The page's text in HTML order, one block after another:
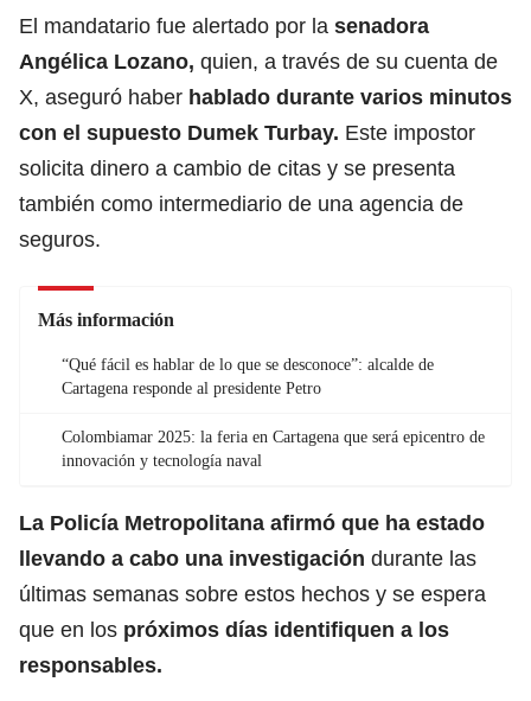
El mandatario fue alertado por la senadora
Angélica Lozano, quien, a través de su cuenta de
X, aseguró haber hablado durante varios minutos
con el supuesto Dumek Turbay. Este impostor
solicita dinero a cambio de citas y se presenta
también como intermediario de una agencia de
seguros.
Más información
“Qué fácil es hablar de lo que se desconoce”: alcalde de
Cartagena responde al presidente Petro
Colombiamar 2025: la feria en Cartagena que será epicentro de
innovación y tecnología naval
La Policía Metropolitana afirmó que ha estado
llevando a cabo una investigación durante las
últimas semanas sobre estos hechos y se espera
que en los próximos días identifiquen a los
responsables.